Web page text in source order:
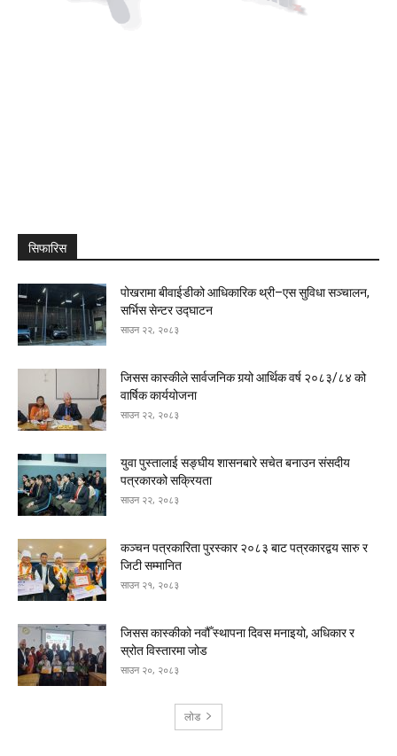
सिफारिस
पोखरामा बीवाईडीको आधिकारिक थ्री–एस सुविधा सञ्चालन,
सर्भिस सेन्टर उद्घाटन
साउन २२, २०८३
जिसस कास्कीले सार्वजनिक गर्‍यो आर्थिक वर्ष २०८३/८४ को
वार्षिक कार्ययोजना
साउन २२, २०८३
युवा पुस्तालाई सङ्घीय शासनबारे सचेत बनाउन संसदीय
पत्रकारको सक्रियता
साउन २२, २०८३
कञ्चन पत्रकारिता पुरस्कार २०८३ बाट पत्रकारद्वय सारु र
जिटी सम्मानित
साउन २१, २०८३
जिसस कास्कीको नवौँ स्थापना दिवस मनाइयो, अधिकार र
स्रोत विस्तारमा जोड
साउन २०, २०८३
लोड